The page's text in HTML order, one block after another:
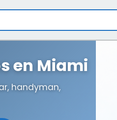
en Miami
handyman,